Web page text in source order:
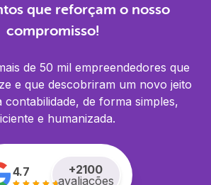
que reforçam o nosso
compromisso!
de 50 mil empreendedores que
e que descobriram um novo jeito
contabilidade, de forma simples,
e humanizada.
4.7 +2100
avaliações